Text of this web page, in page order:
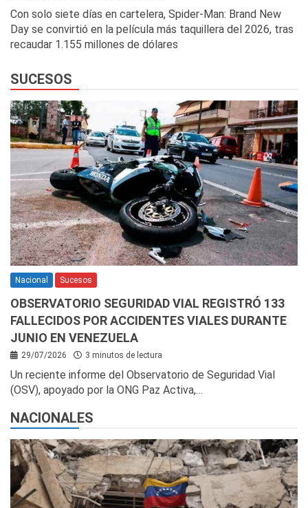
Con solo siete días en cartelera, Spider-Man: Brand New
Day se convirtió en la película más taquillera del 2026, tras
recaudar 1.155 millones de dólares
SUCESOS
Nacional Sucesos
OBSERVATORIO SEGURIDAD VIAL REGISTRÓ 133
FALLECIDOS POR ACCIDENTES VIALES DURANTE
JUNIO EN VENEZUELA
29/07/2026 3 minutos de lectura
Un reciente informe del Observatorio de Seguridad Vial
(OSV), apoyado por la ONG Paz Activa,…
NACIONALES